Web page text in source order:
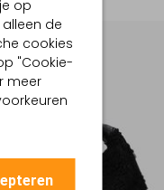
op
alleen de
cookies
"Cookie-
meer